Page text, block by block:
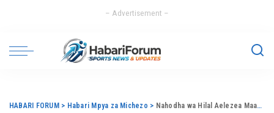
– Advertisement –
HABARI FORUM > Habari Mpya za Michezo > Nahodha wa Hilal Aelezea Maandalizi Kuelekea Vita dhidi ya Yanga